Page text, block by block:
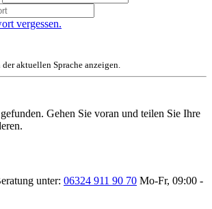
vergessen.
aktuellen Sprache anzeigen.
Gehen Sie voran und teilen Sie Ihre
unter: 06324 911 90 70 Mo-Fr, 09:00 -